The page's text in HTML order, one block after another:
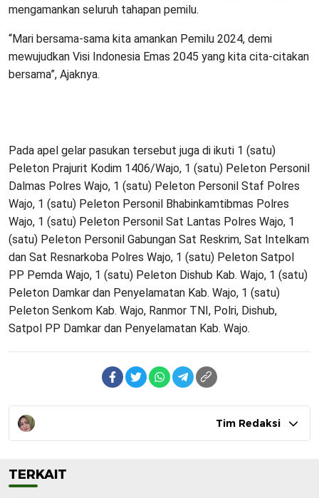
mengamankan seluruh tahapan pemilu.
“Mari bersama-sama kita amankan Pemilu 2024, demi
mewujudkan Visi Indonesia Emas 2045 yang kita cita-citakan
bersama”, Ajaknya.
Pada apel gelar pasukan tersebut juga di ikuti 1 (satu)
Peleton Prajurit Kodim 1406/Wajo, 1 (satu) Peleton Personil
Dalmas Polres Wajo, 1 (satu) Peleton Personil Staf Polres
Wajo, 1 (satu) Peleton Personil Bhabinkamtibmas Polres
Wajo, 1 (satu) Peleton Personil Sat Lantas Polres Wajo, 1
(satu) Peleton Personil Gabungan Sat Reskrim, Sat Intelkam
dan Sat Resnarkoba Polres Wajo, 1 (satu) Peleton Satpol
PP Pemda Wajo, 1 (satu) Peleton Dishub Kab. Wajo, 1 (satu)
Peleton Damkar dan Penyelamatan Kab. Wajo, 1 (satu)
Peleton Senkom Kab. Wajo, Ranmor TNI, Polri, Dishub,
Satpol PP Damkar dan Penyelamatan Kab. Wajo.
Tim Redaksi
TERKAIT